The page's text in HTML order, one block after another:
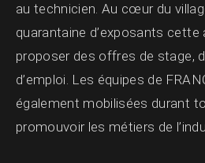
au technicien. Au cœur du
quarantaine d’exposants cette
proposer des offres de stage,
d’emploi. Les équipes de
également mobilisées durant
promouvoir les métiers de